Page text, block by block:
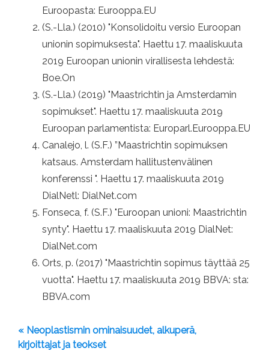
Euroopasta: Eurooppa.EU
(S.-Lla.) (2010) "Konsolidoitu versio Euroopan
unionin sopimuksesta". Haettu 17. maaliskuuta
2019 Euroopan unionin virallisesta lehdestä:
Boe.On
(S.-Lla.) (2019) "Maastrichtin ja Amsterdamin
sopimukset". Haettu 17. maaliskuuta 2019
Euroopan parlamentista: Europarl.Eurooppa.EU
Canalejo, l. (S.F.) ”Maastrichtin sopimuksen
katsaus. Amsterdam hallitustenvälinen
konferenssi ". Haettu 17. maaliskuuta 2019
DialNetl: DialNet.com
Fonseca, f. (S.F.) "Euroopan unioni: Maastrichtin
synty". Haettu 17. maaliskuuta 2019 DialNet:
DialNet.com
Orts, p. (2017) "Maastrichtin sopimus täyttää 25
vuotta". Haettu 17. maaliskuuta 2019 BBVA: sta:
BBVA.com
« Neoplastismin ominaisuudet, alkuperä,
kirjoittajat ja teokset